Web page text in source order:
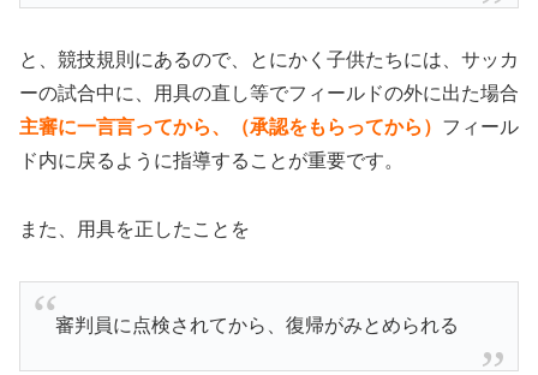
と、競技規則にあるので、とにかく子供たちには、サッカ
ーの試合中に、用具の直し等でフィールドの外に出た場合
主審に一言言ってから、（承認をもらってから） フィール
ド内に戻るように指導することが重要です。
また、用具を正したことを
審判員に点検されてから、復帰がみとめられる